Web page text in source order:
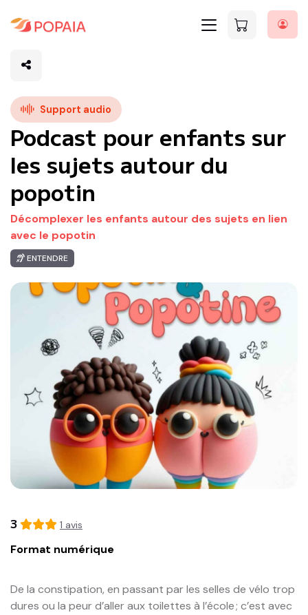
Support audio
Podcast pour enfants sur
les sujets autour du
popotin
Décomplexer les enfants autour des sujets en lien
avec le popotin
ENTENDRE
3 1 avis
Format numérique
De la constipation, en passant par les selles de vélo trop
dures ou la peur d’aller aux toilettes à l’école ; c’est avec